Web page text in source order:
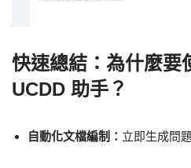
快速總結：為什麼要
UCDD 助手？
自動化文檔編制： 立即生成問